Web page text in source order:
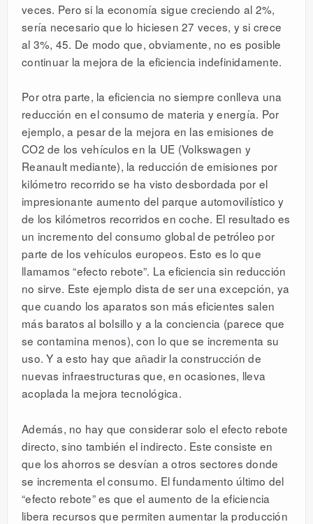
veces. Pero si la economía sigue creciendo al 2%,
sería necesario que lo hiciesen 27 veces, y si crece
al 3%, 45. De modo que, obviamente, no es posible
continuar la mejora de la eficiencia indefinidamente.
Por otra parte, la eficiencia no siempre conlleva una
reducción en el consumo de materia y energía. Por
ejemplo, a pesar de la mejora en las emisiones de
CO2 de los vehículos en la UE (Volkswagen y
Reanault mediante), la reducción de emisiones por
kilómetro recorrido se ha visto desbordada por el
impresionante aumento del parque automovilístico y
de los kilómetros recorridos en coche. El resultado es
un incremento del consumo global de petróleo por
parte de los vehículos europeos. Esto es lo que
llamamos “efecto rebote”. La eficiencia sin reducción
no sirve. Este ejemplo dista de ser una excepción, ya
que cuando los aparatos son más eficientes salen
más baratos al bolsillo y a la conciencia (parece que
se contamina menos), con lo que se incrementa su
uso. Y a esto hay que añadir la construcción de
nuevas infraestructuras que, en ocasiones, lleva
acoplada la mejora tecnológica.
Además, no hay que considerar solo el efecto rebote
directo, sino también el indirecto. Este consiste en
que los ahorros se desvían a otros sectores donde
se incrementa el consumo. El fundamento último del
“efecto rebote” es que el aumento de la eficiencia
libera recursos que permiten aumentar la producción